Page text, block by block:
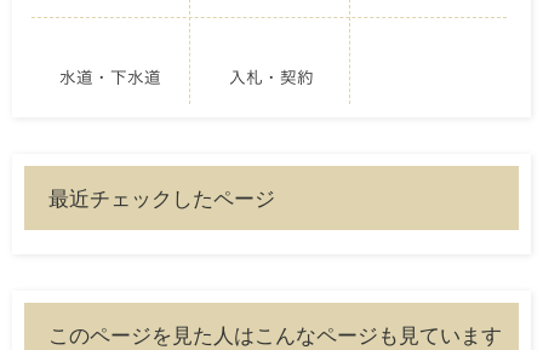
水道・下水道 入札・契約
最近チェックしたページ
このページを見た人はこんなページも見ています